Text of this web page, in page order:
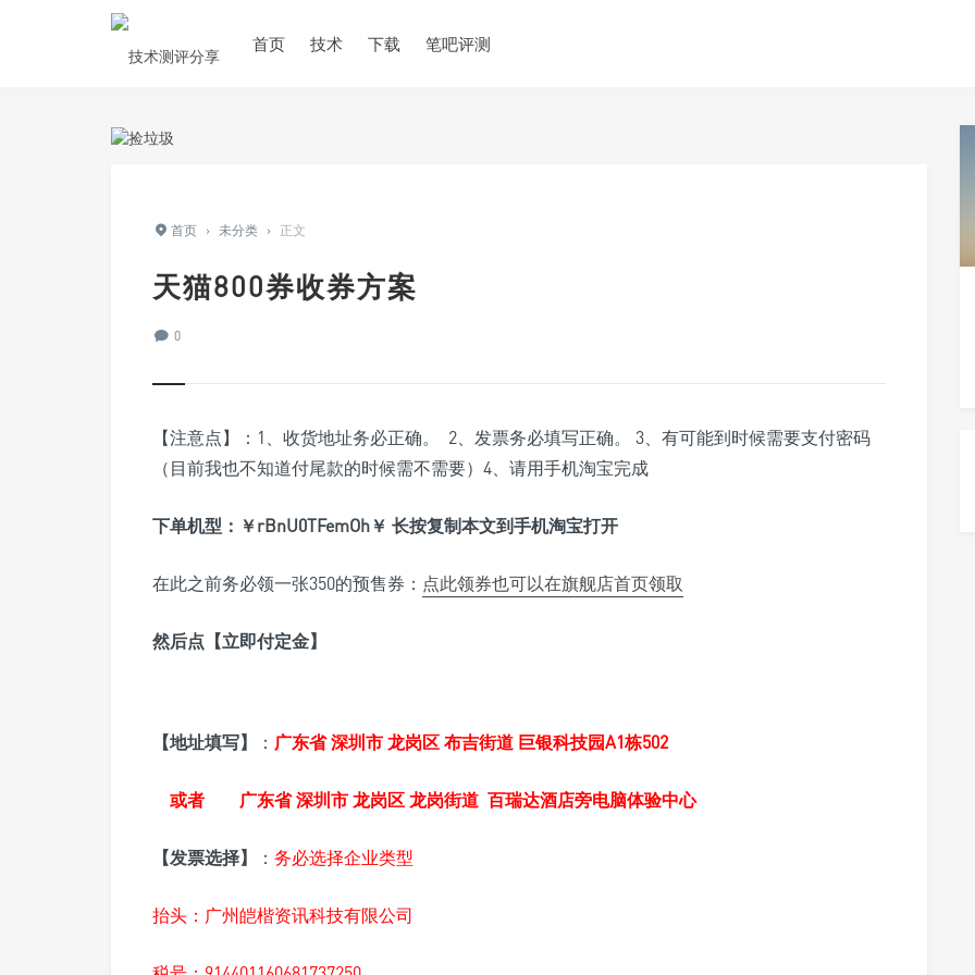
首页 技术 下载 笔吧评测
首页 › 未分类 › 正文
天猫800券收券方案
0
【注意点】：1、收货地址务必正确。 2、发票务必填写正确。 3、有可能到时候需要支付密码
（目前我也不知道付尾款的时候需不需要）4、请用手机淘宝完成
下单机型：￥rBnU0TFemOh￥ 长按复制本文到手机淘宝打开
在此之前务必领一张350的预售券： 点此领券也可以在旗舰店首页领取
然后点【立即付定金】
【地址填写】 ： 广东省 深圳市 龙岗区 布吉街道 巨银科技园A1栋502
或者 广东省 深圳市 龙岗区 龙岗街道 百瑞达酒店旁电脑体验中心
【发票选择】 ： 务必选择企业类型
抬头：广州皑楷资讯科技有限公司